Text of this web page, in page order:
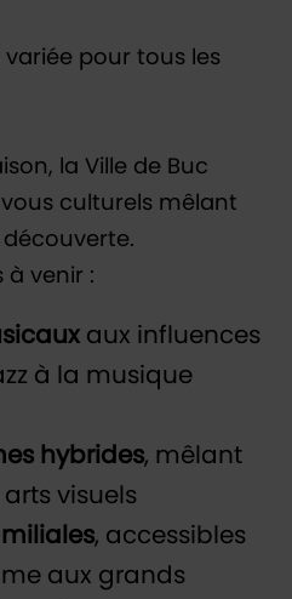
pour tous les
la Ville de Buc
culturels mêlant
à venir :
aux influences
à la musique
hybrides, mêlant
visuels
, accessibles
aux grands